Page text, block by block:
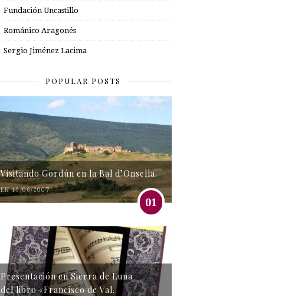
Fundación Uncastillo
Románico Aragonés
Sergio Jiménez Lacima
POPULAR POSTS
Visitando Gordún en la Bal d’Onsella.
EN 19/06/2007
01
Presentación en Sierra de Luna
del libro «Francisco de Val.